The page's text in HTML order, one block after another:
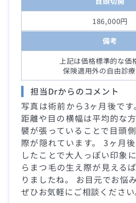
186,000円
備考
上記は価格標準的な価
保険適用外の自由診療
担当Drからのコメント
写真は術前から3ヶ月後で
距離や目の横幅は平均的な
襞が張っていることで目頭
際が隠れています。 3ヶ月
したことで大人っぽい印象
らまつ毛の生え際が見える
りましたね。 お目元でお悩
ぜひお気軽にご相談ください